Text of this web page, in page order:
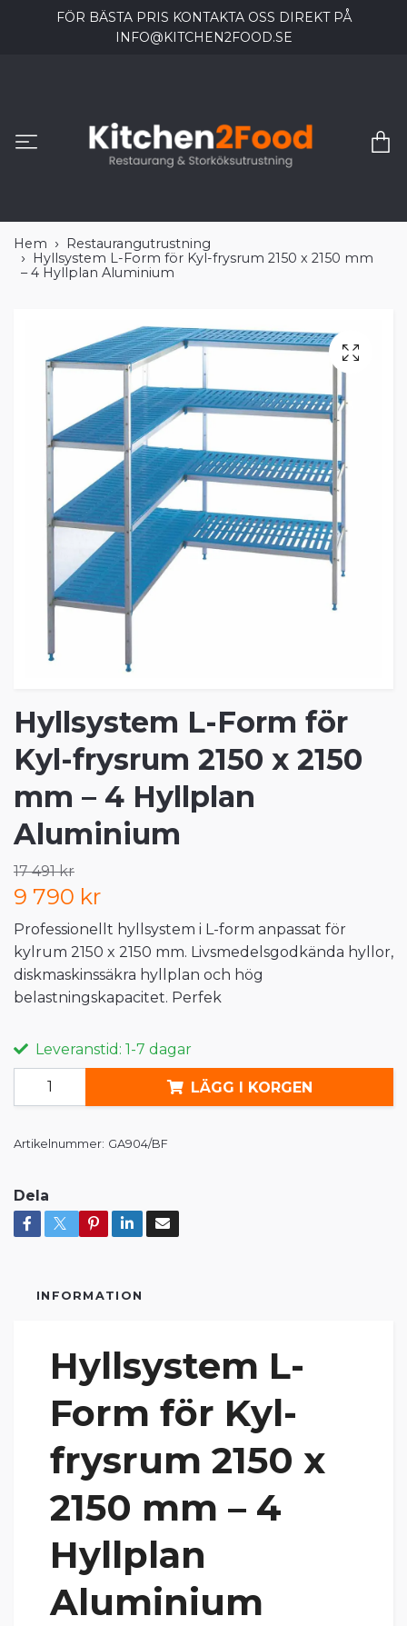
FÖR BÄSTA PRIS KONTAKTA OSS DIREKT PÅ
INFO@KITCHEN2FOOD.SE
Hem
Restaurangutrustning
Hyllsystem L-Form för Kyl-frysrum 2150 x 2150 mm
– 4 Hyllplan Aluminium
Hyllsystem L-Form för
Kyl-frysrum 2150 x 2150
mm – 4 Hyllplan
Aluminium
17 491 kr
9 790 kr
Professionellt hyllsystem i L-form anpassat för
kylrum 2150 x 2150 mm. Livsmedelsgodkända hyllor,
diskmaskinssäkra hyllplan och hög
belastningskapacitet. Perfek
Leveranstid: 1-7 dagar
LÄGG I KORGEN
Artikelnummer: GA904/BF
Dela
INFORMATION
Hyllsystem L-
Form för Kyl-
frysrum 2150 x
2150 mm – 4
Hyllplan
Aluminium